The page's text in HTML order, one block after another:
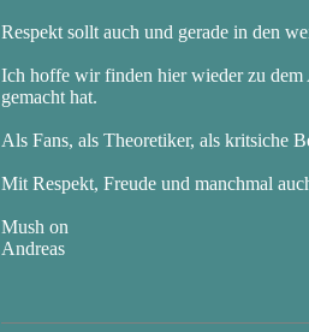
Respekt sollt auch und gerade in den
Ich hoffe wir finden hier wieder zu dem
gemacht hat.
Als Fans, als Theoretiker, als kritsiche
Mit Respekt, Freude und manchmal
Mush on
Andreas